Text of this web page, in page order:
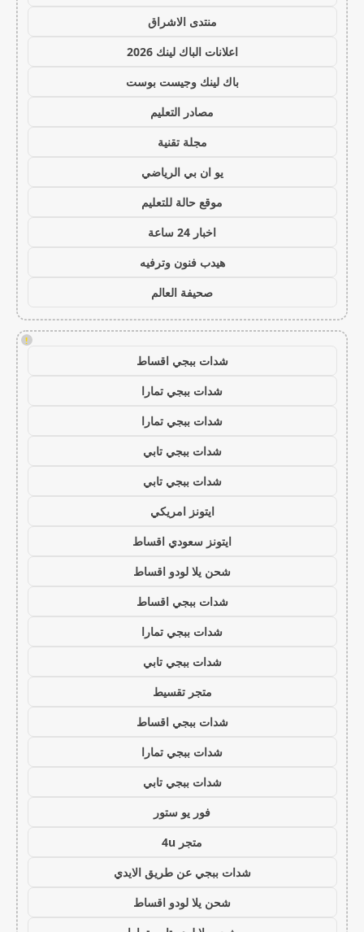
منتدى الاشراق
اعلانات الباك لينك 2026
باك لينك وجيست بوست
مصادر التعليم
مجلة تقنية
يو ان بي الرياضي
موقع حالة للتعليم
اخبار 24 ساعة
هيدب فنون وترفيه
صحيفة العالم
!
شدات ببجي اقساط
شدات ببجي تمارا
شدات ببجي تمارا
شدات ببجي تابي
شدات ببجي تابي
ايتونز امريكي
ايتونز سعودي اقساط
شحن يلا لودو اقساط
شدات ببجي اقساط
شدات ببجي تمارا
شدات ببجي تابي
متجر تقسيط
شدات ببجي اقساط
شدات ببجي تمارا
شدات ببجي تابي
فور يو ستور
متجر 4u
شدات ببجي عن طريق الايدي
شحن يلا لودو اقساط